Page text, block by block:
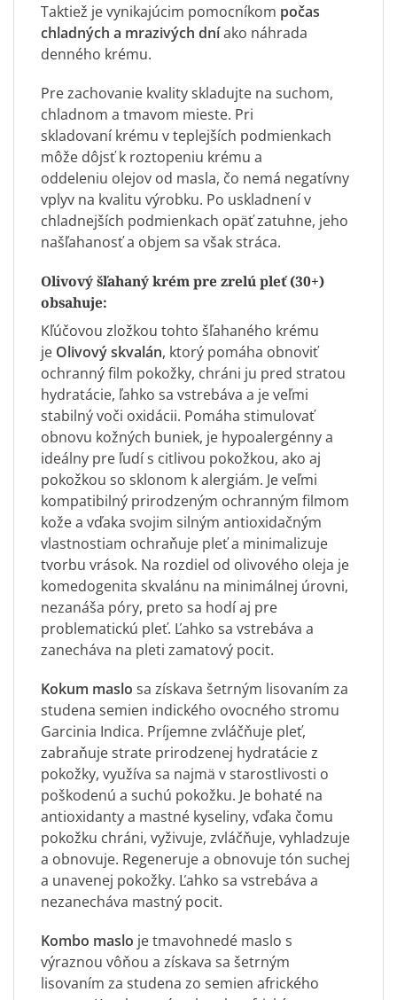
Taktiež je vynikajúcim pomocníkom počas
chladných a mrazivých dníako náhrada
denného krému.
Pre zachovanie kvality skladujte na suchom,
chladnom a tmavom mieste. Pri
skladovaní krému v teplejších podmienkach
môže dôjsť k roztopeniu krému a
oddeleniu olejov od masla, čo nemá negatívny
vplyv na kvalitu výrobku. Po uskladnení v
chladnejších podmienkach opäť zatuhne, jeho
našľahanosť a objem sa však stráca.
Olivový šľahaný krém pre zrelú pleť (30+)
obsahuje:
Kľúčovou zložkou tohto šľahaného krému
je Olivový skvalán, ktorý pomáha obnoviť
ochranný film pokožky, chráni ju pred stratou
hydratácie, ľahko sa vstrebáva a je veľmi
stabilný voči oxidácii. Pomáha stimulovať
obnovu kožných buniek, je hypoalergénny a
ideálny pre ľudí s citlivou pokožkou, ako aj
pokožkou so sklonom k alergiám. Je veľmi
kompatibilný prirodzeným ochranným filmom
kože a vďaka svojim silným antioxidačným
vlastnostiam ochraňuje pleť a minimalizuje
tvorbu vrások. Na rozdiel od olivového oleja je
komedogenita skvalánu na minimálnej úrovni,
nezanáša póry, preto sa hodí aj pre
problematickú pleť. Ľahko sa vstrebáva a
zanecháva na pleti zamatový pocit.
Kokum maslo sa získava šetrným lisovaním za
studena semien indického ovocného stromu
Garcinia Indica. Príjemne zvláčňuje pleť,
zabraňuje strate prirodzenej hydratácie z
pokožky, využíva sa najmä v starostlivosti o
poškodenú a suchú pokožku. Je bohaté na
antioxidanty a mastné kyseliny, vďaka čomu
pokožku chráni, vyživuje, zvláčňuje, vyhladzuje
a obnovuje. Regeneruje a obnovuje tón suchej
a unavenej pokožky. Ľahko sa vstrebáva a
nezanecháva mastný pocit.
Kombo maslo je tmavohnedé maslo s
výraznou vôňou a získava sa šetrným
lisovaním za studena zo semien afrického